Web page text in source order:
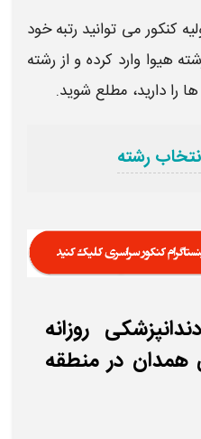
کنکور می توانید رتبهخود
هیوا وارد کرده و از رشته
را دارید، مطلع شوید.
رشته
روزانه
همدان در منطقه